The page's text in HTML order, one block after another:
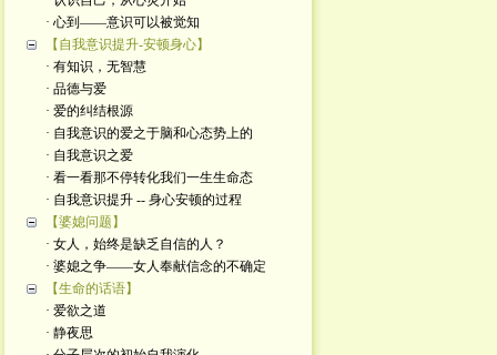
· 心到——意识可以被觉知
【自我意识提升-安顿身心】
· 有知识，无智慧
· 品德与爱
· 爱的纠结根源
· 自我意识的爱之于脑和心态势上的
· 自我意识之爱
· 看一看那不停转化我们一生生命态
· 自我意识提升 -- 身心安顿的过程
【婆媳问题】
· 女人，始终是缺乏自信的人？
· 婆媳之争——女人奉献信念的不确定
【生命的话语】
· 爱欲之道
· 静夜思